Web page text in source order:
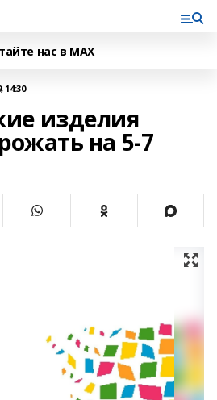
нас в MAX
14:30
изделия
на 5-7